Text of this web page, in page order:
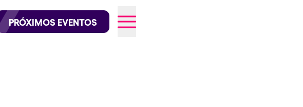
en Instagram
en TikTok
PRÓXIMOS EVENTOS